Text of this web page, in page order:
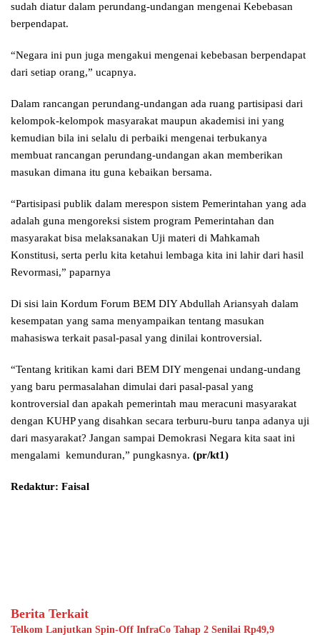
sudah diatur dalam perundang-undangan mengenai Kebebasan
berpendapat.
“Negara ini pun juga mengakui mengenai kebebasan berpendapat
dari setiap orang,” ucapnya.
Dalam rancangan perundang-undangan ada ruang partisipasi dari
kelompok-kelompok masyarakat maupun akademisi ini yang
kemudian bila ini selalu di perbaiki mengenai terbukanya
membuat rancangan perundang-undangan akan memberikan
masukan dimana itu guna kebaikan bersama.
“Partisipasi publik dalam merespon sistem Pemerintahan yang ada
adalah guna mengoreksi sistem program Pemerintahan dan
masyarakat bisa melaksanakan Uji materi di Mahkamah
Konstitusi, serta perlu kita ketahui lembaga kita ini lahir dari hasil
Revormasi,” paparnya
Di sisi lain Kordum Forum BEM DIY Abdullah Ariansyah dalam
kesempatan yang sama menyampaikan tentang masukan
mahasiswa terkait pasal-pasal yang dinilai kontroversial.
“Tentang kritikan kami dari BEM DIY mengenai undang-undang
yang baru permasalahan dimulai dari pasal-pasal yang
kontroversial dan apakah pemerintah mau meracuni masyarakat
dengan KUHP yang disahkan secara terburu-buru tanpa adanya uji
dari masyarakat? Jangan sampai Demokrasi Negara kita saat ini
mengalami kemunduran,” pungkasnya. (pr/kt1)
Redaktur: Faisal
Berita Terkait
Telkom Lanjutkan Spin-Off InfraCo Tahap 2 Senilai Rp49,9